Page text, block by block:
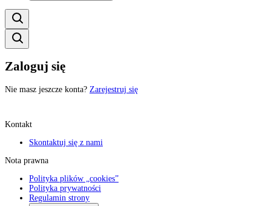
Zaloguj się
Nie masz jeszcze konta? Zarejestruj się
Kontakt
Skontaktuj się z nami
Nota prawna
Polityka plików „cookies”
Polityka prywatności
Regulamin strony